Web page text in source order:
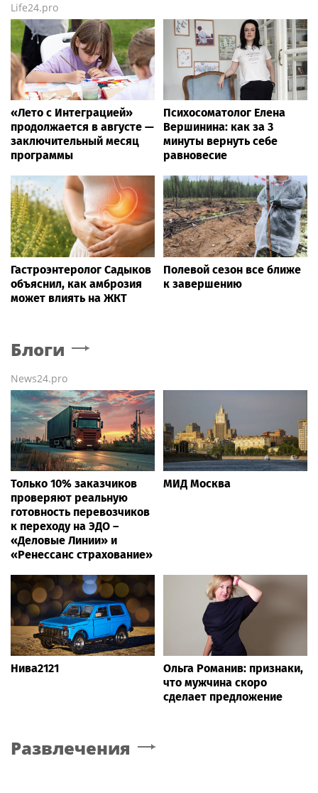
Life24.pro
«Лето с Интеграцией»
продолжается в августе —
заключительный месяц
программы
Психосоматолог Елена
Вершинина: как за 3
минуты вернуть себе
равновесие
Гастроэнтеролог Садыков
объяснил, как амброзия
может влиять на ЖКТ
Полевой сезон все ближе
к завершению
Блоги
News24.pro
Только 10% заказчиков
проверяют реальную
готовность перевозчиков
к переходу на ЭДО –
«Деловые Линии» и
«Ренессанс страхование»
МИД Москва
Нива2121
Ольга Романив: признаки,
что мужчина скоро
сделает предложение
Развлечения